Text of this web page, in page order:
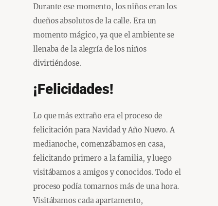
Durante ese momento, los niños eran los
dueños absolutos de la calle. Era un
momento mágico, ya que el ambiente se
llenaba de la alegría de los niños
divirtiéndose.
¡Felicidades!
Lo que más extraño era el proceso de
felicitación para Navidad y Año Nuevo. A
medianoche, comenzábamos en casa,
felicitando primero a la familia, y luego
visitábamos a amigos y conocidos. Todo el
proceso podía tomarnos más de una hora.
Visitábamos cada apartamento,